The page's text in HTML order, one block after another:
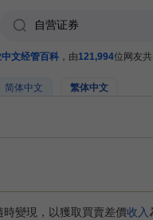
文经管百科 ，由121,994位网友
简体中文 繁体中文
時變現，以獲取買賣差價收入